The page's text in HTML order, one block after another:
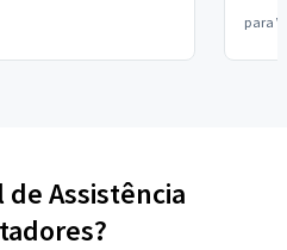
para
de Assistência